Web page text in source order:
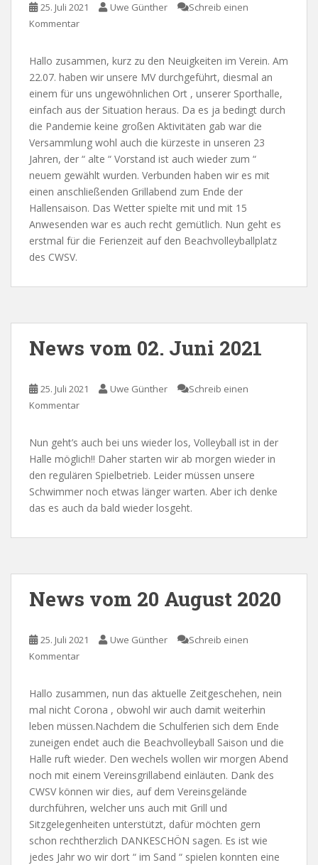
25. Juli 2021 Uwe Günther
Schreib einen
Kommentar
Hallo zusammen, kurz zu den Neuigkeiten im Verein. Am
22.07. haben wir unsere MV durchgeführt, diesmal an
einem für uns ungewöhnlichen Ort , unserer Sporthalle,
einfach aus der Situation heraus. Da es ja bedingt durch
die Pandemie keine großen Aktivitäten gab war die
Versammlung wohl auch die kürzeste in unseren 23
Jahren, der “ alte “ Vorstand ist auch wieder zum “
neuem gewählt wurden. Verbunden haben wir es mit
einen anschließenden Grillabend zum Ende der
Hallensaison. Das Wetter spielte mit und mit 15
Anwesenden war es auch recht gemütlich. Nun geht es
erstmal für die Ferienzeit auf den Beachvolleyballplatz
des CWSV.
News vom 02. Juni 2021
25. Juli 2021 Uwe Günther
Schreib einen
Kommentar
Nun geht’s auch bei uns wieder los, Volleyball ist in der
Halle möglich!! Daher starten wir ab morgen wieder in
den regulären Spielbetrieb. Leider müssen unsere
Schwimmer noch etwas länger warten. Aber ich denke
das es auch da bald wieder losgeht.
News vom 20 August 2020
25. Juli 2021 Uwe Günther
Schreib einen
Kommentar
Hallo zusammen, nun das aktuelle Zeitgeschehen, nein
mal nicht Corona , obwohl wir auch damit weiterhin
leben müssen.Nachdem die Schulferien sich dem Ende
zuneigen endet auch die Beachvolleyball Saison und die
Halle ruft wieder. Den wechels wollen wir morgen Abend
noch mit einem Vereinsgrillabend einläuten. Dank des
CWSV können wir dies, auf dem Vereinsgelände
durchführen, welcher uns auch mit Grill und
Sitzgelegenheiten unterstützt, dafür möchten gern
schon rechtherzlich DANKESCHÖN sagen. Es ist wie
jedes Jahr wo wir dort “ im Sand “ spielen konnten eine